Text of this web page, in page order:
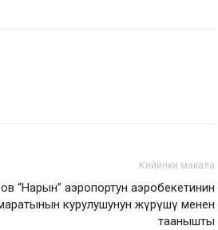
Кийинки макала
“Нарын” аэропортун аэробекетинин
курулушунун жүрүшү менен
таанышты